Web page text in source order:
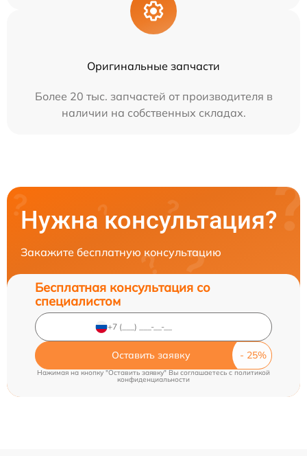
Оригинальные запчасти
Более 20 тыс. запчастей от производителя в
наличии на собственных складах.
Нужна консультация?
Закажите бесплатную консультацию
Бесплатная консультация со
специалистом
Оставить заявку
Нажимая на кнопку "Оставить заявку" Вы соглашаетесь cполитикой
конфиденциальности